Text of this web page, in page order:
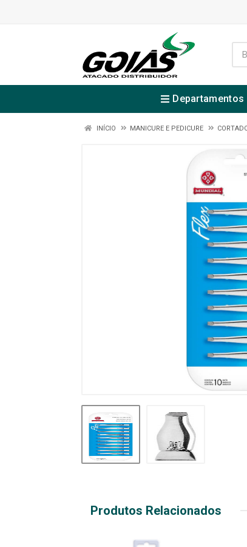
Departamentos
INÍCIO MANICURE E PEDICURE
Produtos Relacionados